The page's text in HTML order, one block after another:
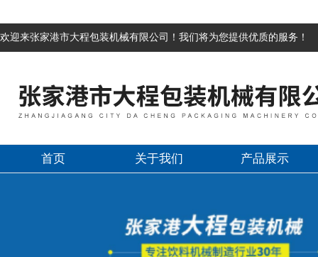
欢迎来张家港市大程包装机械有限公司！我们将为您提供优质的服务！
首页 关于我们 产品展示